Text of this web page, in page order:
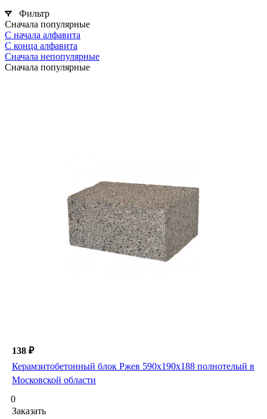
Фильтр
Сначала популярные
С начала алфавита
С конца алфавита
Сначала непопулярные
Сначала популярные
138 ₽
Керамзитобетонный блок Ржев 590х190х188 полнотелый в
Московской области
0
Заказать